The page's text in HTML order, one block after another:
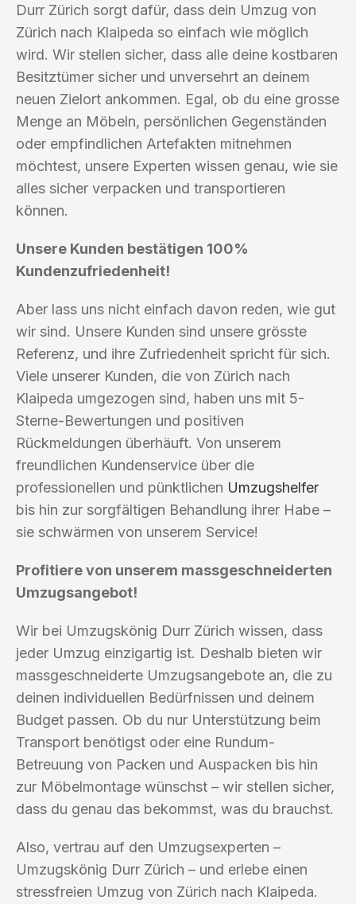
Durr Zürich sorgt dafür, dass dein Umzug von
Zürich nach Klaipeda so einfach wie möglich
wird. Wir stellen sicher, dass alle deine kostbaren
Besitztümer sicher und unversehrt an deinem
neuen Zielort ankommen. Egal, ob du eine grosse
Menge an Möbeln, persönlichen Gegenständen
oder empfindlichen Artefakten mitnehmen
möchtest, unsere Experten wissen genau, wie sie
alles sicher verpacken und transportieren
können.
Unsere Kunden bestätigen 100%
Kundenzufriedenheit!
Aber lass uns nicht einfach davon reden, wie gut
wir sind. Unsere Kunden sind unsere grösste
Referenz, und ihre Zufriedenheit spricht für sich.
Viele unserer Kunden, die von Zürich nach
Klaipeda umgezogen sind, haben uns mit 5-
Sterne-Bewertungen und positiven
Rückmeldungen überhäuft. Von unserem
freundlichen Kundenservice über die
professionellen und pünktlichen Umzugshelfer
bis hin zur sorgfältigen Behandlung ihrer Habe –
sie schwärmen von unserem Service!
Profitiere von unserem massgeschneiderten
Umzugsangebot!
Wir bei Umzugskönig Durr Zürich wissen, dass
jeder Umzug einzigartig ist. Deshalb bieten wir
massgeschneiderte Umzugsangebote an, die zu
deinen individuellen Bedürfnissen und deinem
Budget passen. Ob du nur Unterstützung beim
Transport benötigst oder eine Rundum-
Betreuung von Packen und Auspacken bis hin
zur Möbelmontage wünschst – wir stellen sicher,
dass du genau das bekommst, was du brauchst.
Also, vertrau auf den Umzugsexperten –
Umzugskönig Durr Zürich – und erlebe einen
stressfreien Umzug von Zürich nach Klaipeda.